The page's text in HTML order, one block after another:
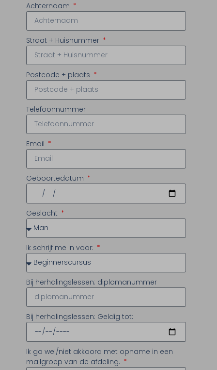
Achternaam
Straat + Huisnummer
Postcode + plaats
Telefoonnummer
Email
Geboortedatum
Geslacht
Ik schrijf me in voor:
Bij herhalingslessen: diplomanummer
Bij herhalingslessen: Geldig tot:
Ik ga wel/niet akkoord met opname in een
mailgroep van de afdeling.